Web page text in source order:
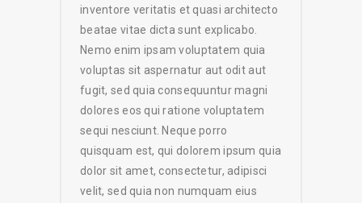
inventore veritatis et quasi architecto
beatae vitae dicta sunt explicabo.
Nemo enim ipsam voluptatem quia
voluptas sit aspernatur aut odit aut
fugit, sed quia consequuntur magni
dolores eos qui ratione voluptatem
sequi nesciunt. Neque porro
quisquam est, qui dolorem ipsum quia
dolor sit amet, consectetur, adipisci
velit, sed quia non numquam eius